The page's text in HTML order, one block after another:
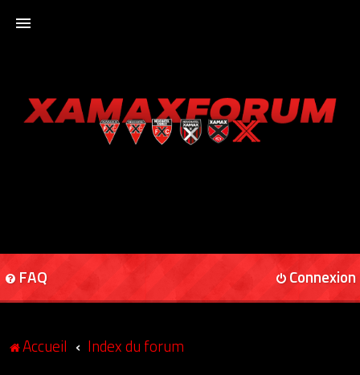
XAMAXFORUM
FAQ Connexion
Accueil Index du forum